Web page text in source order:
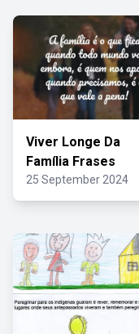
Viver Longe Da
Família Frases
25 September 2024